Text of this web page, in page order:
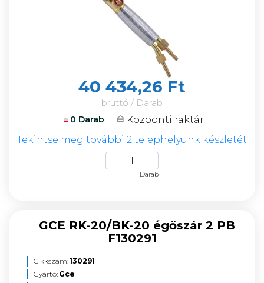
40 434,26 Ft
bruttó / Darab
0 Darab
Központi raktár
Tekintse meg további 2 telephelyünk készletét
Darab
GCE RK-20/BK-20 égőszár 2 PB
F130291
Cikkszám:130291
Gyártó: Gce